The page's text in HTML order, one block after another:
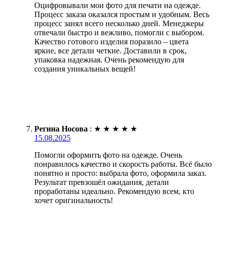
Оцифровывали мои фото для печати на одежде.
Процесс заказа оказался простым и удобным. Весь
процесс занял всего несколько дней. Менеджеры
отвечали быстро и вежливо, помогли с выбором.
Качество готового изделия поразило – цвета
яркие, все детали четкие. Доставили в срок,
упаковка надежная. Очень рекомендую для
создания уникальных вещей!
Регина Носова : ★ ★ ★ ★ ★
15.08.2025
Помогли оформить фото на одежде. Очень
понравилось качество и скорость работы. Всё было
понятно и просто: выбрала фото, оформила заказ.
Результат превзошёл ожидания, детали
проработаны идеально. Рекомендую всем, кто
хочет оригинальность!